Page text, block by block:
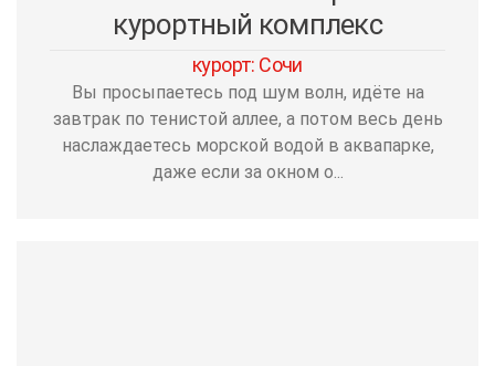
курортный комплекс
курорт: Сочи
Вы просыпаетесь под шум волн, идёте на
завтрак по тенистой аллее, а потом весь день
наслаждаетесь морской водой в аквапарке,
даже если за окном о...